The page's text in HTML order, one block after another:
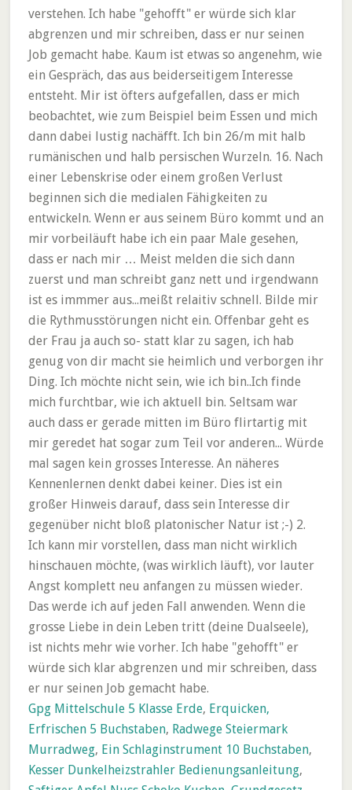
Gpg Mittelschule 5 Klasse Erde, Erquicken,
Erfrischen 5 Buchstaben, Radwege Steiermark
Murradweg, Ein Schlaginstrument 10 Buchstaben,
Kesser Dunkelheizstrahler Bedienungsanleitung,